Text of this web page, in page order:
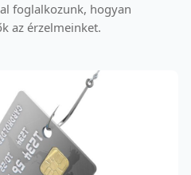
foglalkozunk, hogyan
az érzelmeinket.